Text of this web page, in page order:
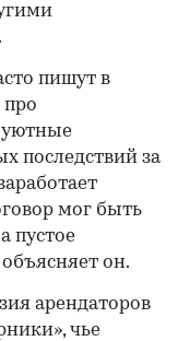
пишут в
про
уютные
последствий за
мог быть
пустое
он.
арендаторов
чье